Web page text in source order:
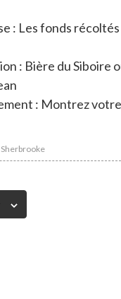
: Les fonds
: Bière du Siboire
: Montrez